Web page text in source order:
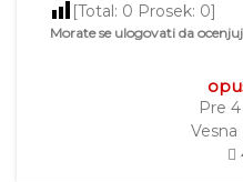
[Total: 0 Prosek: 0]
Morate se ulogovati da
Pre
Vesna